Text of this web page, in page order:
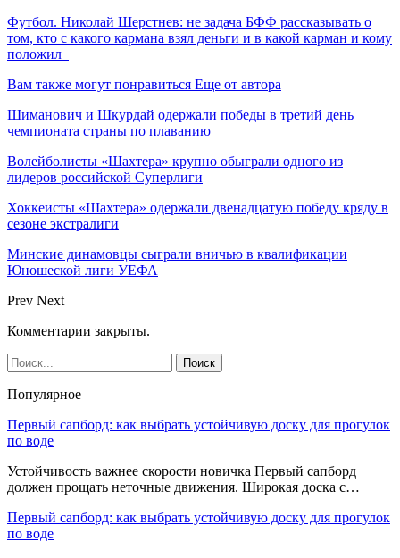
Футбол. Николай Шерстнев: не задача БФФ рассказывать о
том, кто с какого кармана взял деньги и в какой карман и кому
положил
Вам также могут понравиться Еще от автора
Шиманович и Шкурдай одержали победы в третий день
чемпионата страны по плаванию
Волейболисты «Шахтера» крупно обыграли одного из
лидеров российской Суперлиги
Хоккеисты «Шахтера» одержали двенадцатую победу кряду в
сезоне экстралиги
Минские динамовцы сыграли вничью в квалификации
Юношеской лиги УЕФА
Prev Next
Комментарии закрыты.
Популярное
Первый сапборд: как выбрать устойчивую доску для прогулок
по воде
Устойчивость важнее скорости новичка Первый сапборд
должен прощать неточные движения. Широкая доска с…
Первый сапборд: как выбрать устойчивую доску для прогулок
по воде